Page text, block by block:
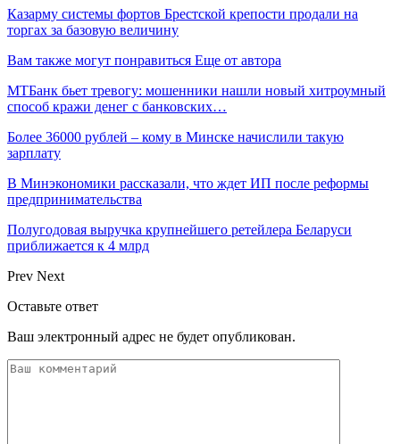
Казарму системы фортов Брестской крепости продали на
торгах за базовую величину
Вам также могут понравиться Еще от автора
МТБанк бьет тревогу: мошенники нашли новый хитроумный
способ кражи денег с банковских…
Более 36000 рублей – кому в Минске начислили такую
зарплату
В Минэкономики рассказали, что ждет ИП после реформы
предпринимательства
Полугодовая выручка крупнейшего ретейлера Беларуси
приближается к 4 млрд
Prev Next
Оставьте ответ
Ваш электронный адрес не будет опубликован.